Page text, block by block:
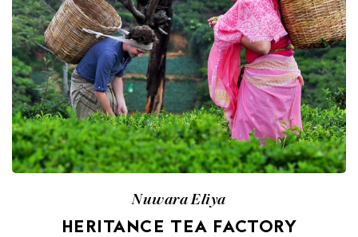
Nuwara Eliya
HERITANCE TEA FACTORY